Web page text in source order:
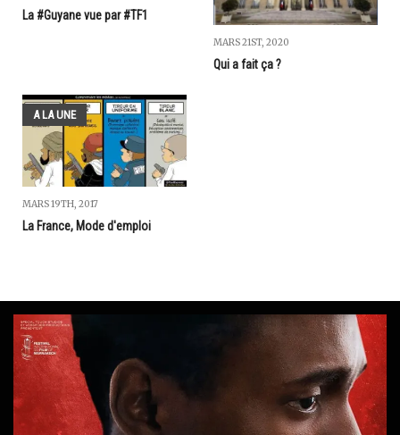
La #Guyane vue par #TF1
MARS 21ST, 2020
Qui a fait ça ?
A LA UNE
MARS 19TH, 2017
La France, Mode d'emploi